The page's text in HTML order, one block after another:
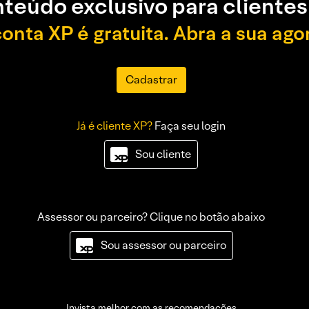
exclusivo para
XP é gratuita. Abra a sua
Cadastrar
Já é cliente XP?Faça seu login
Sou cliente
Assessor ou parceiro? Clique no botão abaixo
Sou assessor ou parceiro